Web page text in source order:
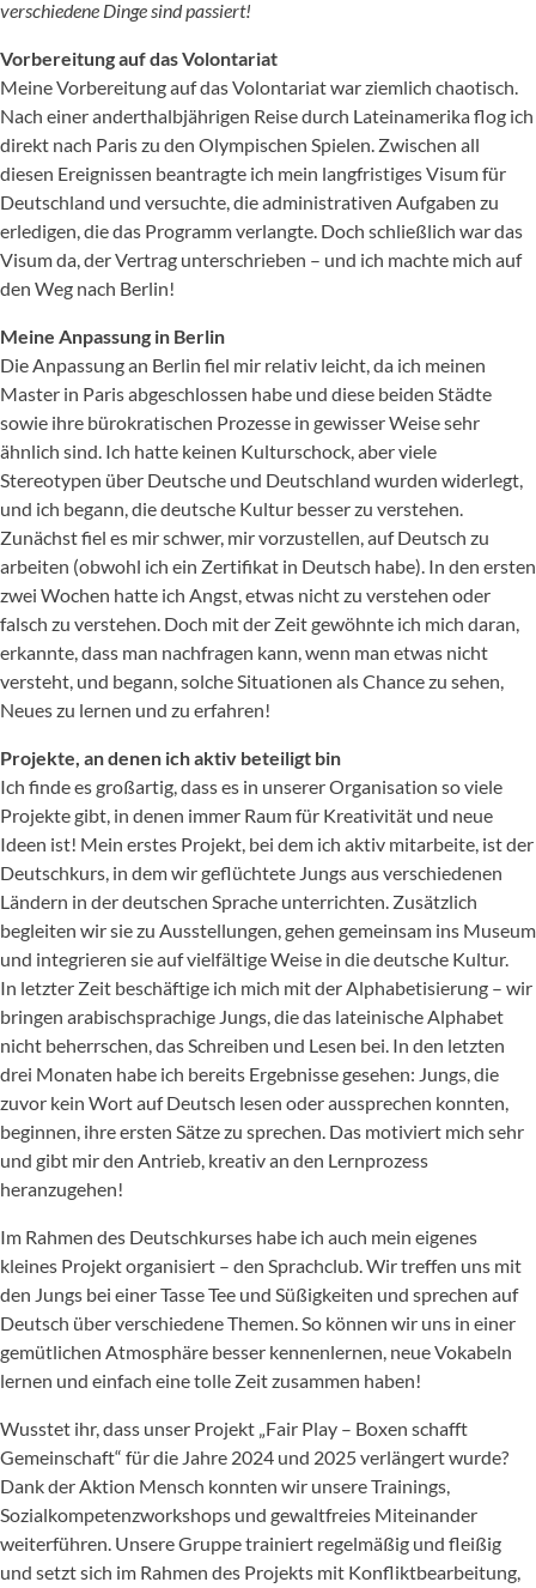
verschiedene Dinge sind passiert!
Vorbereitung auf das Volontariat
Meine Vorbereitung auf das Volontariat war ziemlich chaotisch.
Nach einer anderthalbjährigen Reise durch Lateinamerika flog ich
direkt nach Paris zu den Olympischen Spielen. Zwischen all
diesen Ereignissen beantragte ich mein langfristiges Visum für
Deutschland und versuchte, die administrativen Aufgaben zu
erledigen, die das Programm verlangte. Doch schließlich war das
Visum da, der Vertrag unterschrieben – und ich machte mich auf
den Weg nach Berlin!
Meine Anpassung in Berlin
Die Anpassung an Berlin fiel mir relativ leicht, da ich meinen
Master in Paris abgeschlossen habe und diese beiden Städte
sowie ihre bürokratischen Prozesse in gewisser Weise sehr
ähnlich sind. Ich hatte keinen Kulturschock, aber viele
Stereotypen über Deutsche und Deutschland wurden widerlegt,
und ich begann, die deutsche Kultur besser zu verstehen.
Zunächst fiel es mir schwer, mir vorzustellen, auf Deutsch zu
arbeiten (obwohl ich ein Zertifikat in Deutsch habe). In den ersten
zwei Wochen hatte ich Angst, etwas nicht zu verstehen oder
falsch zu verstehen. Doch mit der Zeit gewöhnte ich mich daran,
erkannte, dass man nachfragen kann, wenn man etwas nicht
versteht, und begann, solche Situationen als Chance zu sehen,
Neues zu lernen und zu erfahren!
Projekte, an denen ich aktiv beteiligt bin
Ich finde es großartig, dass es in unserer Organisation so viele
Projekte gibt, in denen immer Raum für Kreativität und neue
Ideen ist! Mein erstes Projekt, bei dem ich aktiv mitarbeite, ist der
Deutschkurs, in dem wir geflüchtete Jungs aus verschiedenen
Ländern in der deutschen Sprache unterrichten. Zusätzlich
begleiten wir sie zu Ausstellungen, gehen gemeinsam ins Museum
und integrieren sie auf vielfältige Weise in die deutsche Kultur.
In letzter Zeit beschäftige ich mich mit der Alphabetisierung – wir
bringen arabischsprachige Jungs, die das lateinische Alphabet
nicht beherrschen, das Schreiben und Lesen bei. In den letzten
drei Monaten habe ich bereits Ergebnisse gesehen: Jungs, die
zuvor kein Wort auf Deutsch lesen oder aussprechen konnten,
beginnen, ihre ersten Sätze zu sprechen. Das motiviert mich sehr
und gibt mir den Antrieb, kreativ an den Lernprozess
heranzugehen!
Im Rahmen des Deutschkurses habe ich auch mein eigenes
kleines Projekt organisiert – den Sprachclub. Wir treffen uns mit
den Jungs bei einer Tasse Tee und Süßigkeiten und sprechen auf
Deutsch über verschiedene Themen. So können wir uns in einer
gemütlichen Atmosphäre besser kennenlernen, neue Vokabeln
lernen und einfach eine tolle Zeit zusammen haben!
Wusstet ihr, dass unser Projekt „Fair Play – Boxen schafft
Gemeinschaft“ für die Jahre 2024 und 2025 verlängert wurde?
Dank der Aktion Mensch konnten wir unsere Trainings,
Sozialkompetenzworkshops und gewaltfreies Miteinander
weiterführen. Unsere Gruppe trainiert regelmäßig und fleißig
und setzt sich im Rahmen des Projekts mit Konfliktbearbeitung,